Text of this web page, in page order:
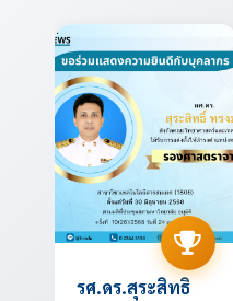
รศ.ดร.สุระสิทธิ์